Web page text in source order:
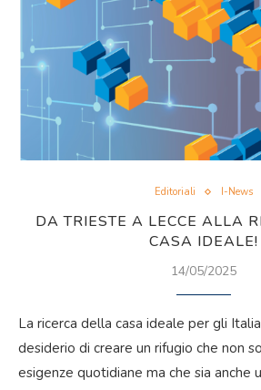
Editoriali I-News
DA TRIESTE A LECCE ALLA
CASA IDEALE!
14/05/2025
La ricerca della casa ideale per gli
desiderio di creare un rifugio che non
esigenze quotidiane ma che sia anche